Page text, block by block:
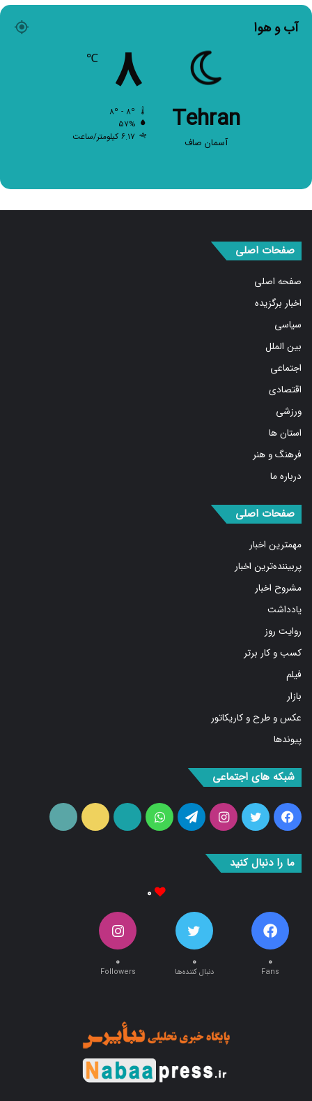
آب و هوا
Tehran
آسمان صاف
۸
۵۷%
۶.۱۷ کیلومتر/ساعت
صفحه اصلی
اخبار برگزیده
سیاسی
بین الملل
اجتماعی
اقتصادی
ورزشی
استان ها
فرهنگ و هنر
درباره ما
مهمترین اخبار
پربیننده‌ترین اخبار
مشروح اخبار
یادداشت
روایت روز
کسب و کار برتر
فیلم
بازار
عکس و طرح و کاریکاتور
پیوندها
فیس
بوک
توییتراینستاگرامتلگرامواتس
آپ
آپارات ایتا